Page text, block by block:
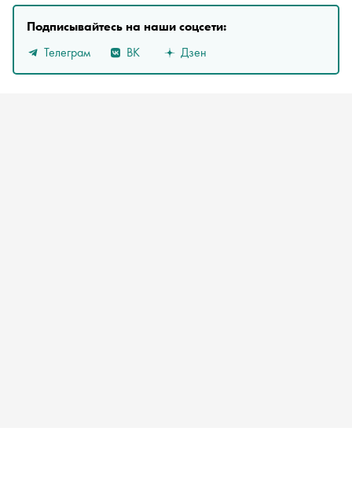
Подписывайтесь на наши соцсети:
Телеграм
ВК Дзен